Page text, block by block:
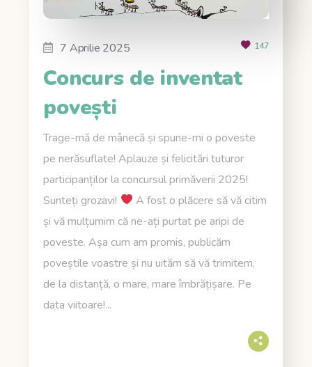
7 Aprilie 2025 147
Concurs de inventat
povești
Trage-mă de mânecă și spune-mi o poveste
pe nerăsuflate! Aplauze și felicitări tuturor
participanților la concursul primăverii 2025!
Sunteți grozavi!
A fost o plăcere să vă citim
și vă mulțumim că ne-ați purtat pe aripi de
poveste. Așa cum am promis, publicăm
poveștile voastre și nu uităm să vă trimitem,
de la distanță, o mare, mare îmbrățișare. Pe
data viitoare!...